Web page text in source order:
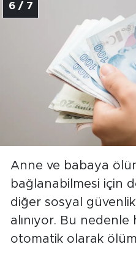
6 / 7
Anne ve babaya
bağlanabilmesi için
diğer sosyal
alınıyor. Bu
otomatik olarak ölüm